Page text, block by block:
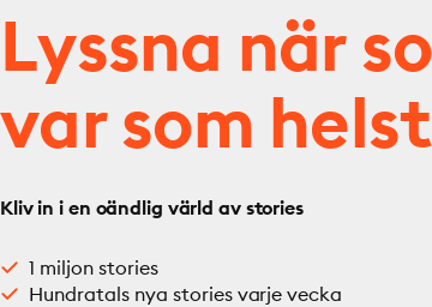
Lyssna när
var som helst
Kliv in i en oändlig värld av stories
1 miljon stories
Hundratals nya stories varje vecka